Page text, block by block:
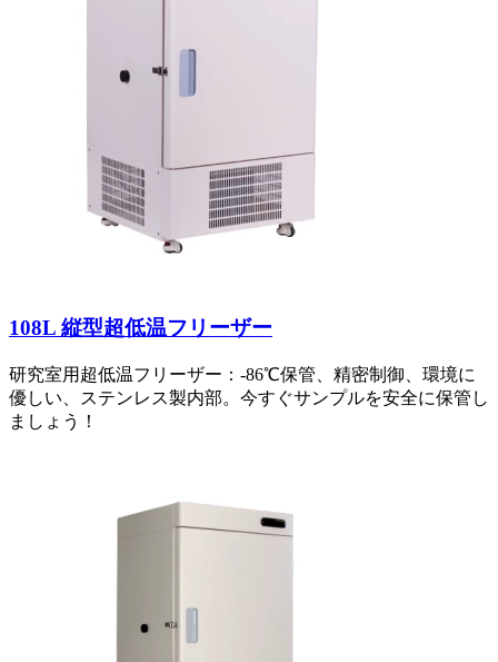
108L 縦型超低温フリーザー
研究室用超低温フリーザー：-86℃保管、精密制御、環境に
優しい、ステンレス製内部。今すぐサンプルを安全に保管し
ましょう！